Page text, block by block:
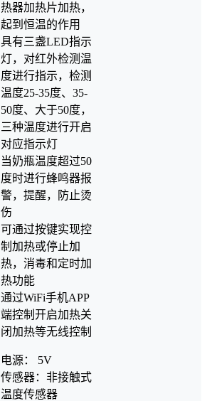
热器加热片加热，
起到恒温的作用
具有三盏LED指示
灯，对红外检测温
度进行指示，检测
温度25-35度、35-
50度、大于50度，
三种温度进行开启
对应指示灯
当奶瓶温度超过50
度时进行蜂鸣器报
警，提醒，防止烫
伤
可通过按键实现控
制加热或停止加
热，消毒和定时加
热功能
通过WiFi手机APP
端控制开启加热关
闭加热等无线控制
电源： 5V
传感器：非接触式
温度传感器